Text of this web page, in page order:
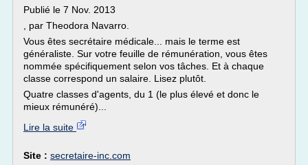
Publié le 7 Nov. 2013
, par Theodora Navarro.
Vous êtes secrétaire médicale... mais le terme est
généraliste. Sur votre feuille de rémunération, vous êtes
nommée spécifiquement selon vos tâches. Et à chaque
classe correspond un salaire. Lisez plutôt.
Quatre classes d'agents, du 1 (le plus élevé et donc le
mieux rémunéré)...
Lire la suite
Site : secretaire-inc.com